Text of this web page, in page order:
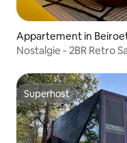
Appartement in
Nostalgie - 2BR Retro
Superhost
Superhost